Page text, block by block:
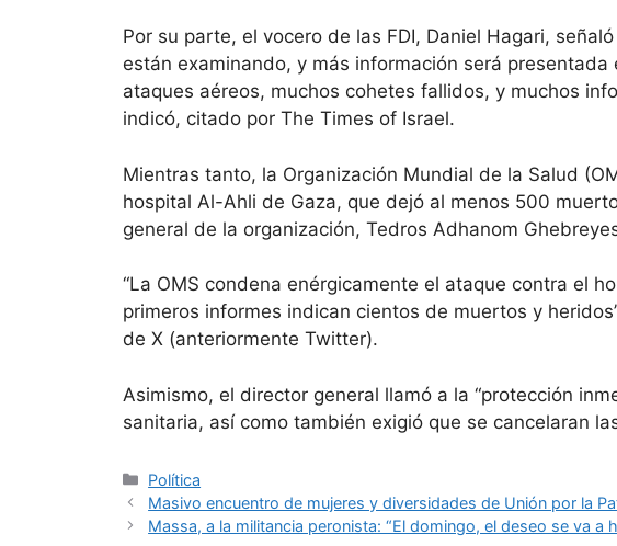
Por su parte, el vocero de las FDI, Daniel Hagari,
están examinando, y más información será presentada
ataques aéreos, muchos cohetes fallidos, y muchos
indicó, citado por The Times of Israel.
Mientras tanto, la Organización Mundial de la Salud
hospital Al-Ahli de Gaza, que dejó al menos 500
general de la organización, Tedros Adhanom
“La OMS condena enérgicamente el ataque contra el
primeros informes indican cientos de muertos y
de X (anteriormente Twitter).
Asimismo, el director general llamó a la “protección
sanitaria, así como también exigió que se cancelaran
Política
Masivo encuentro de mujeres y diversidades de Unión por la
Massa, a la militancia peronista: “El domingo, el deseo se va a